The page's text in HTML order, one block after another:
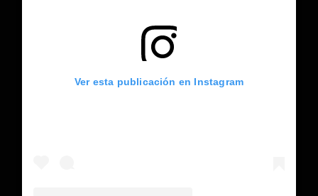
Ver esta publicación en Instagram